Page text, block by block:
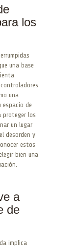
los
una base
una
de
proteger los
un lugar
desorden y
estos
bien una
a
de
implica